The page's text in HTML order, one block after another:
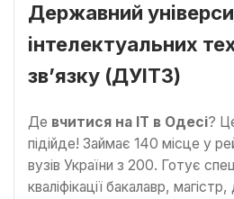
Державний
інтелектуальних
зв’язку (ДУІТЗ)
Де вчитися на ІТ в Одесі?
підійде! Займає 140 місце у
вузів України з 200. Готує
кваліфікації бакалавр,